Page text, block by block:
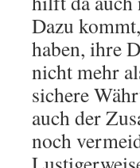
Dazu
haben, ihre
nicht mehr
sichere
auch der
noch